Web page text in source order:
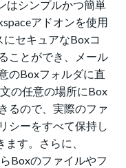
はシンプルかつ簡単
アドオンを使用
セキュアなBoxコ
ことができ、メール
のBoxフォルダに直
の任意の場所にBox
るので、実際のファ
シーをすべて保持し
す。さらに、
Boxのファイルやフ